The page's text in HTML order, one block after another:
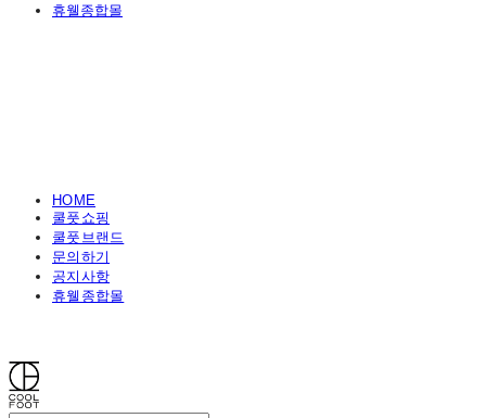
휴웰종합몰
HOME
쿨풋쇼핑
쿨풋브랜드
문의하기
공지사항
휴웰종합몰